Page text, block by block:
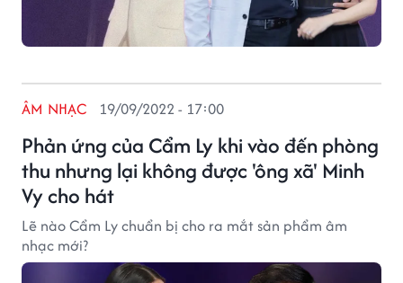
Phản ứng của Cẩm Ly khi vào đến phòng
thu nhưng lại không được 'ông xã' Minh
Vy cho hát
ÂM NHẠC 19/09/2022 - 17:00
Lẽ nào Cẩm Ly chuẩn bị cho ra mắt sản phẩm âm
nhạc mới?